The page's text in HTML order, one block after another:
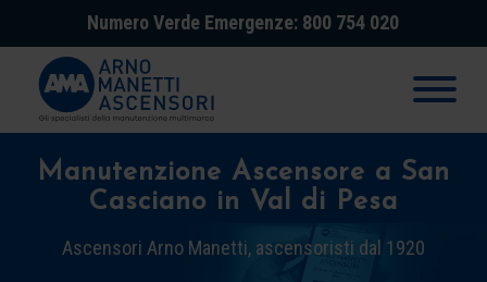
Numero Verde Emergenze: 800 754 020
Manutenzione Ascensore a San
Casciano in Val di Pesa
Ascensori Arno Manetti, ascensoristi dal 1920